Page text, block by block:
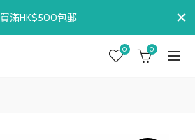
0 0
買滿HK$500包郵